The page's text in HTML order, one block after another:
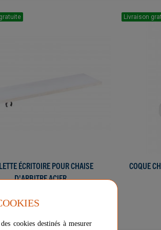
AJOUTER AU PANIER
ÉCRITOIRE POUR CHAISE
D'ARBITRE ACIER
Livraison gratuite
Livraison
COQUE
cookies destinés à mesurer